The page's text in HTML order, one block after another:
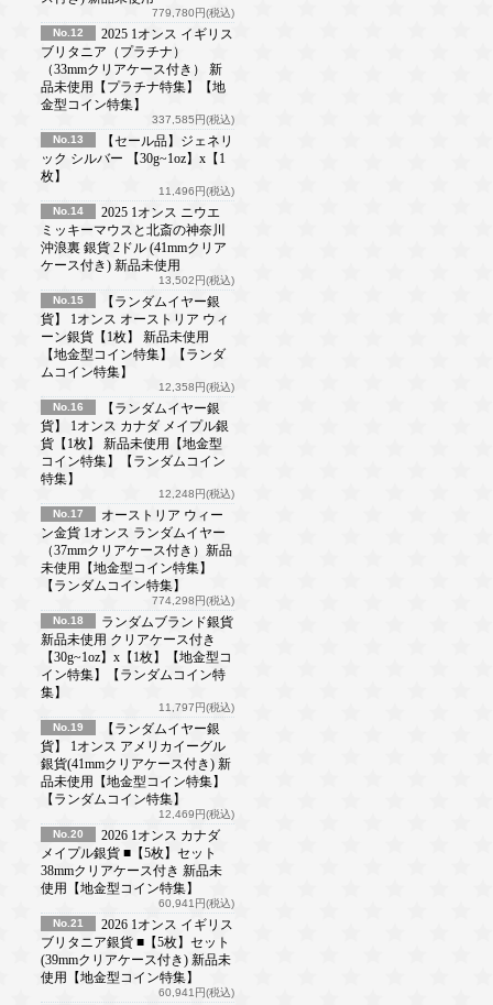
779,780円(税込)
No.12
2025 1オンス イギリス
ブリタニア（プラチナ）
（33mmクリアケース付き） 新
品未使用【プラチナ特集】【地
金型コイン特集】
337,585円(税込)
No.13
【セール品】ジェネリ
ック シルバー 【30g~1oz】x【1
枚】
11,496円(税込)
No.14
2025 1オンス ニウエ
ミッキーマウスと北斎の神奈川
沖浪裏 銀貨 2ドル (41mmクリア
ケース付き) 新品未使用
13,502円(税込)
No.15
【ランダムイヤー銀
貨】 1オンス オーストリア ウィ
ーン銀貨【1枚】 新品未使用
【地金型コイン特集】【ランダ
ムコイン特集】
12,358円(税込)
No.16
【ランダムイヤー銀
貨】 1オンス カナダ メイプル銀
貨【1枚】 新品未使用【地金型
コイン特集】【ランダムコイン
特集】
12,248円(税込)
No.17
オーストリア ウィー
ン金貨 1オンス ランダムイヤー
（37mmクリアケース付き）新品
未使用【地金型コイン特集】
【ランダムコイン特集】
774,298円(税込)
No.18
ランダムブランド銀貨
新品未使用 クリアケース付き
【30g~1oz】x【1枚】【地金型コ
イン特集】【ランダムコイン特
集】
11,797円(税込)
No.19
【ランダムイヤー銀
貨】 1オンス アメリカイーグル
銀貨(41mmクリアケース付き) 新
品未使用【地金型コイン特集】
【ランダムコイン特集】
12,469円(税込)
No.20
2026 1オンス カナダ
メイプル銀貨 ■【5枚】セット
38mmクリアケース付き 新品未
使用【地金型コイン特集】
60,941円(税込)
No.21
2026 1オンス イギリス
ブリタニア銀貨 ■【5枚】セット
(39mmクリアケース付き) 新品未
使用【地金型コイン特集】
60,941円(税込)